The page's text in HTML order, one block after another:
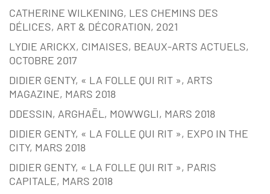
CATHERINE WILKENING, LES CHEMINS DES
DÉLICES, ART & DÉCORATION, 2021
LYDIE ARICKX, CIMAISES, BEAUX-ARTS ACTUELS,
OCTOBRE 2017
DIDIER GENTY, « LA FOLLE QUI RIT », ARTS
MAGAZINE, MARS 2018
DDESSIN, ARGHAËL, MOWWGLI, MARS 2018
DIDIER GENTY, « LA FOLLE QUI RIT », EXPO IN THE
CITY, MARS 2018
DIDIER GENTY, « LA FOLLE QUI RIT », PARIS
CAPITALE, MARS 2018